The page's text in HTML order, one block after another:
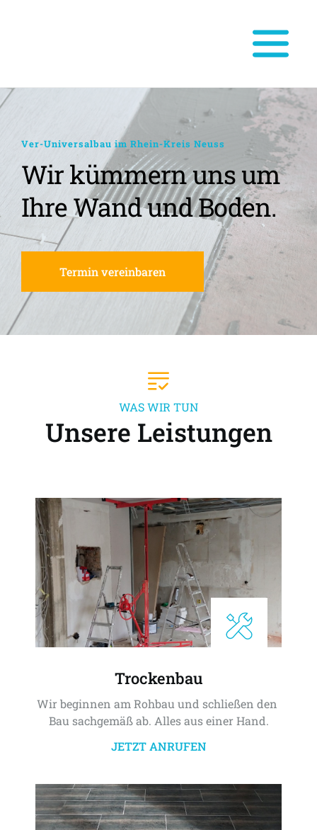
Ver-Universalbau im Rhein-Kreis Neuss
Wir kümmern uns um
Ihre Wand und Boden.
Termin vereinbaren
WAS WIR TUN
Unsere Leistungen
Trockenbau
Wir beginnen am Rohbau und schließen den
Bau sachgemäß ab. Alles aus einer Hand.
JETZT ANRUFEN